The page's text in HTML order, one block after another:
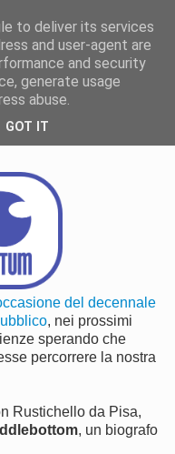
tutti.
del decennale
, nei prossimi
sperando che
percorrere la nostra
Rustichello da Pisa,
, un biografo
to deliver its services
and user-agent are
and security
generate usage
abuse.
GOT IT